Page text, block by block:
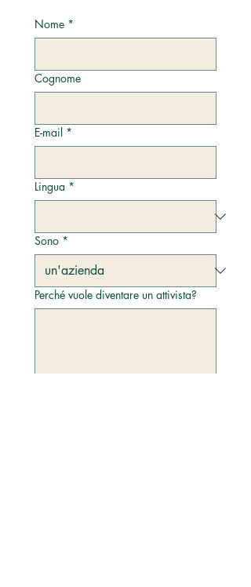
Nome *
Cognome
E-mail *
Lingua *
Sono *
Perché vuole diventare un attivista?